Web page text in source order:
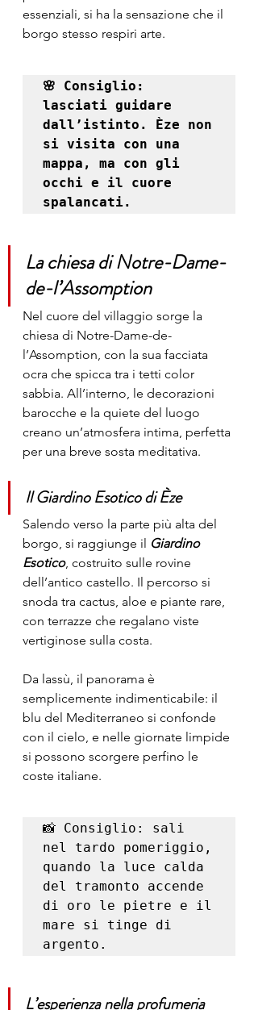
essenziali, si ha la sensazione che il
borgo stesso respiri arte.
🌸 Consiglio:
lasciati guidare
dall’istinto. Èze non
si visita con una
mappa, ma con gli
occhi e il cuore
spalancati.
La chiesa di Notre-Dame-
de-l’Assomption
Nel cuore del villaggio sorge la
chiesa di Notre-Dame-de-
l’Assomption, con la sua facciata
ocra che spicca tra i tetti color
sabbia. All’interno, le decorazioni
barocche e la quiete del luogo
creano un’atmosfera intima, perfetta
per una breve sosta meditativa.
Il Giardino Esotico di Èze
Salendo verso la parte più alta del
borgo, si raggiunge il Giardino
Esotico, costruito sulle rovine
dell’antico castello. Il percorso si
snoda tra cactus, aloe e piante rare,
con terrazze che regalano viste
vertiginose sulla costa.
Da lassù, il panorama è
semplicemente indimenticabile: il
blu del Mediterraneo si confonde
con il cielo, e nelle giornate limpide
si possono scorgere perfino le
coste italiane.
📸 Consiglio: sali
nel tardo pomeriggio,
quando la luce calda
del tramonto accende
di oro le pietre e il
mare si tinge di
argento.
L’esperienza nella profumeria